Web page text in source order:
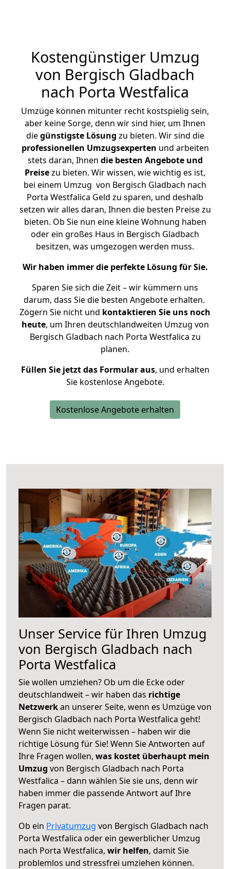
Kostengünstiger Umzug
von Bergisch Gladbach
nach Porta Westfalica
Umzüge können mitunter recht kostspielig sein,
aber keine Sorge, denn wir sind hier, um Ihnen
diegünstigste Lösung zu bieten. Wir sind die
professionellen Umzugsexperten und arbeiten
stets daran, Ihnen die besten Angebote und
Preisezu bieten. Wir wissen, wie wichtig es ist,
bei einem Umzug von Bergisch Gladbach nach
Porta Westfalica Geld zu sparen, und deshalb
setzen wir alles daran, Ihnen die besten Preise zu
bieten. Ob Sie nun eine kleine Wohnung haben
oder ein großes Haus in Bergisch Gladbach
besitzen, was umgezogen werden muss.
Wir haben immer die perfekte Lösung für Sie.
Sparen Sie sich die Zeit – wir kümmern uns
darum, dass Sie die besten Angebote erhalten.
Zögern Sie nicht und kontaktieren Sie uns noch
heute, um Ihren deutschlandweiten Umzug von
Bergisch Gladbach nach Porta Westfalica zu
planen.
Füllen Sie jetzt das Formular aus, und erhalten
Sie kostenlose Angebote.
Kostenlose Angebote erhalten
Unser Service für Ihren Umzug
von Bergisch Gladbach nach
Porta Westfalica
Sie wollen umziehen? Ob um die Ecke oder
deutschlandweit – wir haben das richtige
Netzwerkan unserer Seite, wenn es Umzüge von
Bergisch Gladbach nach Porta Westfalica geht!
Wenn Sie nicht weiterwissen – haben wir die
richtige Lösung für Sie! Wenn Sie Antworten auf
Ihre Fragen wollen, was kostet überhaupt mein
Umzug von Bergisch Gladbach nach Porta
Westfalica – dann wählen Sie sie uns, denn wir
haben immer die passende Antwort auf Ihre
Fragen parat.
Ob ein Privatumzug von Bergisch Gladbach nach
Porta Westfalica oder ein gewerblicher Umzug
nach Porta Westfalica, wir helfen, damit Sie
problemlos und stressfrei umziehen können.